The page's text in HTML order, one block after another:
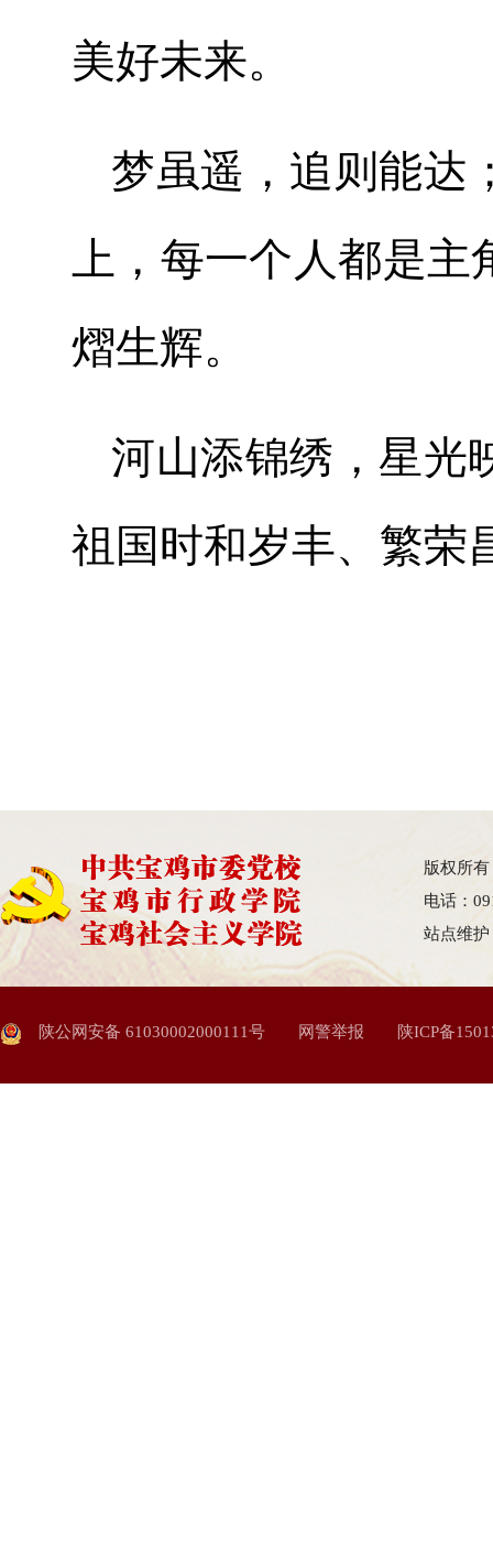
美好未来。
梦虽遥，追则能达
上，每一个人都是主
熠生辉。
河山添锦绣，星光
祖国时和岁丰、繁荣
版权所
电话：
站点维
陕公网安备 61030002000111号 网警举报 陕ICP备